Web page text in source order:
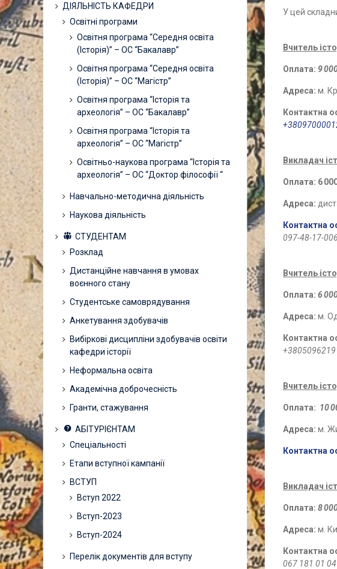
У цей
Вчитель
Оплата: 9
Адреса: м.
Контактна
Викладач
Оплата: 6
Адреса:
Контактна
097-48-17-006
Вчитель
Оплата: 6
Адреса: м.
Контактна
Вчитель
Оплата: 10
Адреса: м.
Контактна
Викладач
Оплата: 8
Адреса: м.
Контактна
067 181 01 04
ДІЯЛЬНІСТЬ КАФЕДРИ
Освітні програми
Освітня програма “Середня освіта
(Історія)” – ОС “Бакалавр”
Освітня програма “Середня освіта
(Історія)” – ОС “Магістр”
Освітня програма “Історія та
археологія” – ОС “Бакалавр”
Освітня програма “Історія та
археологія” – ОС “Магістр”
Освітньо-наукова програма “Історія та
археологія” – ОС “Доктор філософії “
Навчально-методична діяльність
Наукова діяльність
СТУДЕНТАМ
Розклад
Дистанційне навчання в умовах
воєнного стану
Студентське самоврядування
Анкетування здобувачів
Вибіркові дисципліни здобувачів освіти
кафедри історії
Неформальна освіта
Академічна доброчесність
Гранти, стажування
АБІТУРІЄНТАМ
Спеціальності
Етапи вступної кампанії
ВСТУП
Вступ 2022
Вступ-2023
Вступ-2024
Перелік документів для вступу